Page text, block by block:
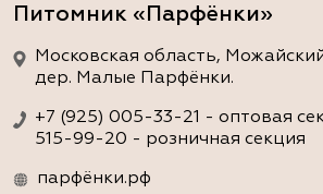
Питомник «Парфёнки»
Московская область,
дер. Малые Парфёнки.
+7 (925) 005-33-21 - оптовая
515-99-20 - розничная секция
парфёнки.рф